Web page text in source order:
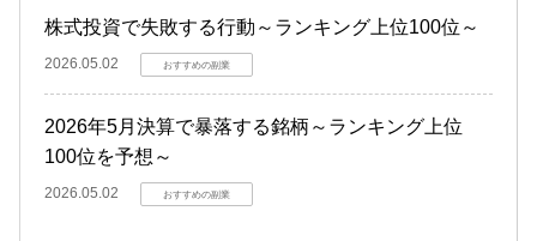
株式投資で失敗する行動～ランキング上位100位～
2026.05.02 おすすめの副業
2026年5月決算で暴落する銘柄～ランキング上位
100位を予想～
2026.05.02 おすすめの副業